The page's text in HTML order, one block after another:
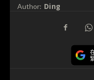
Author: Ding